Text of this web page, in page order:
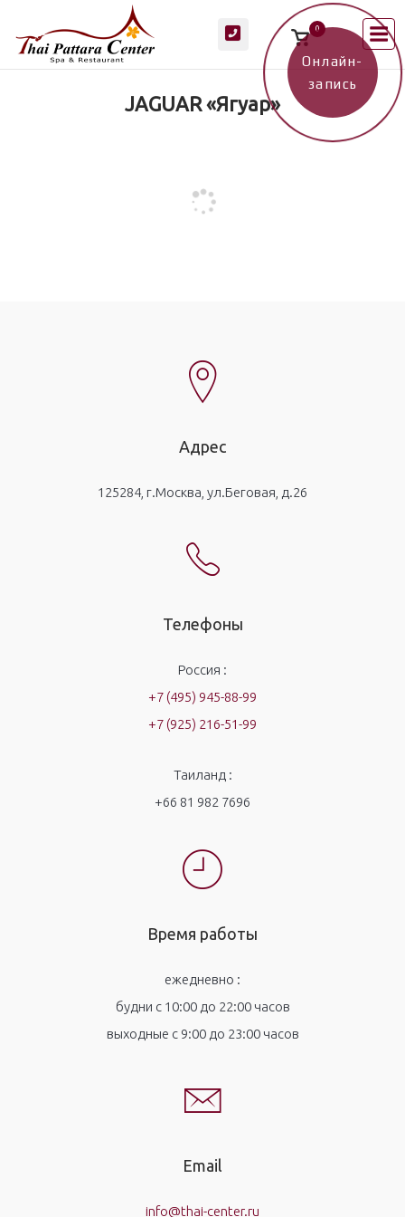
содержанию
Просмотр
корзины
покупок
0
JAGUAR «Ягуар»
Адрес
125284, г.Москва, ул.Беговая, д.26
Телефоны
Россия :
+7 (495) 945-88-99
+7 (925) 216-51-99
Таиланд :
+66 81 982 7696
Время работы
ежедневно :
будни с 10:00 до 22:00 часов
выходные с 9:00 до 23:00 часов
Email
info@thai-center.ru
Онлайн-
запись